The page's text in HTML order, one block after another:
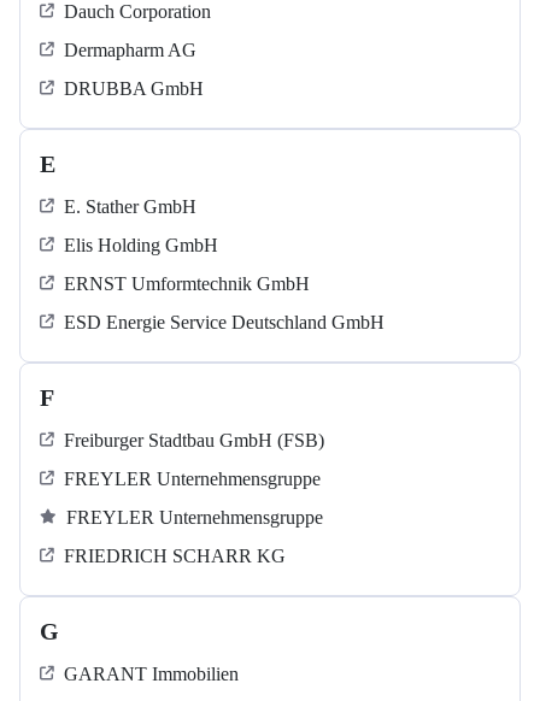
Dauch Corporation
Dermapharm AG
DRUBBA GmbH
E
E. Stather GmbH
Elis Holding GmbH
ERNST Umformtechnik GmbH
ESD Energie Service Deutschland GmbH
F
Freiburger Stadtbau GmbH (FSB)
FREYLER Unternehmensgruppe
FREYLER Unternehmensgruppe
FRIEDRICH SCHARR KG
G
GARANT Immobilien